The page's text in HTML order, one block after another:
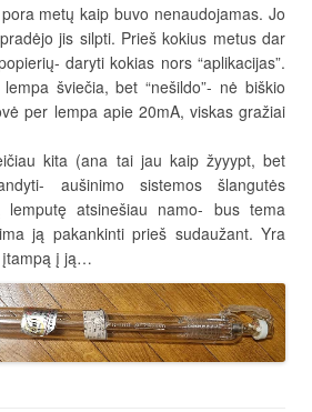
metų kaip buvo nenaudojamas. Jo
jis silpti. Prieš kokius metus dar
daryti kokias nors “aplikacijas”.
šviečia, bet “nešildo”- nė biškio
per lempa apie 20mA, viskas gražiai
kita (ana tai jau kaip žyyypt, bet
aušinimo sistemos šlangutės
atsinešiau namo- bus tema
ją pakankinti prieš sudaužant. Yra
įtampą į ją…